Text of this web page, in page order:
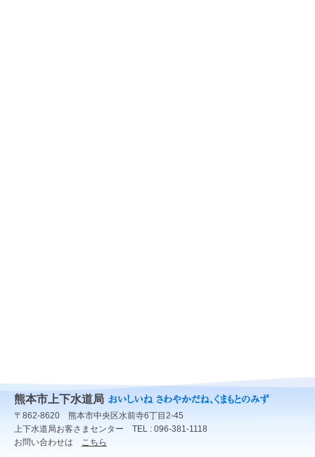
熊本市上下水道局
〒862-8620 熊本市中央区水前寺6丁目2-45
上下水道局お客さまセンター TEL : 096-381-1118
お問い合わせは こちら